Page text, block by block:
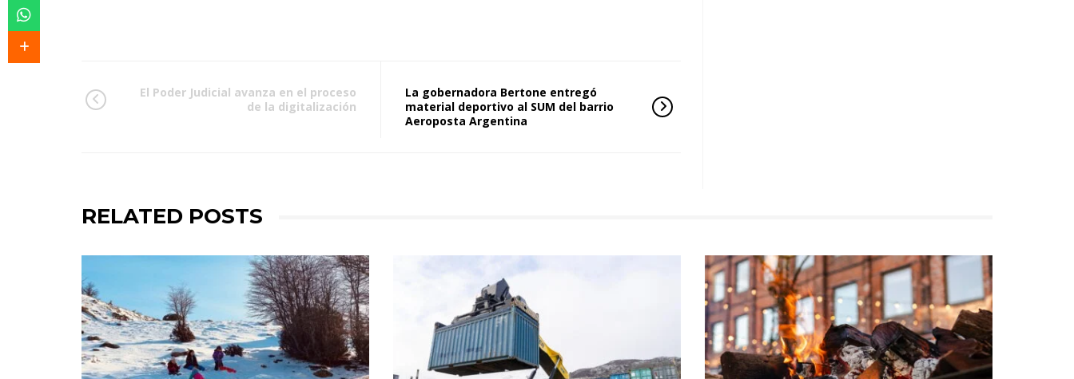
El Poder Judicial avanza en el proceso
de la digitalización
La gobernadora Bertone entregó
material deportivo al SUM del barrio
Aeroposta Argentina
RELATED POSTS